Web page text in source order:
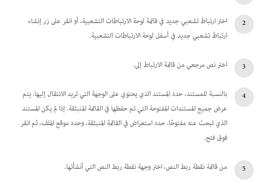
اختر ارتباط تشعبي جديد في قائمة لوحة الارتباطات التشعبية، أو انقر على زر إنشاء
ارتباط تشعبي جديد في أسفل لوحة الارتباطات التشعبية.
اختر نص مرجعي من قائمة الارتباط إلى.
بالنسبة للمستند، حدد المستند الذي يحتوي على الوجهة التي تريد الانتقال إليها. يتم
عرض جميع المستندات المفتوحة التي تم حفظها في القائمة المنبثقة. إذا لم يكن المستند
الذي تبحث عنه مفتوحًا، حدد استعراض في القائمة المنبثقة، وحدد موقع الملف، ثم انقر
فوق فتح.
من قائمة نقطة ربط النص، اختر وجهة نقطة ربط النص التي أنشأتها.